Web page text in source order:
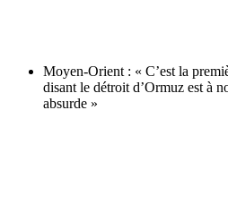
Moyen-Orient : « C’est la
disant le détroit d’Ormuz est à
absurde »